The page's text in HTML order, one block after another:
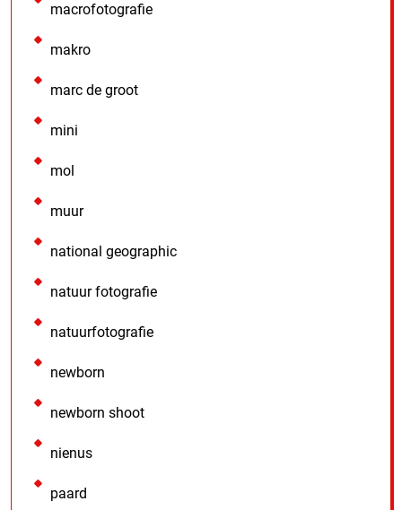
macrofotografie
makro
marc de groot
mini
mol
muur
national geographic
natuur fotografie
natuurfotografie
newborn
newborn shoot
nienus
paard